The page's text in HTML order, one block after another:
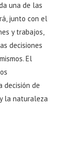
una de las
junto con el
y trabajos,
decisiones
El
decisión de
la naturaleza